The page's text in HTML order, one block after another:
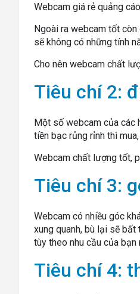
Webcam giá rẻ quảng
Ngoài ra webcam tốt
sẽ không có những tính
Cho nên webcam chất
Tiêu chí 2:
Một số webcam của các
tiền bạc rủng rỉnh thì
Webcam chất lượng tốt,
Tiêu chí 3:
Webcam có nhiều góc
xung quanh, bù lại sẽ
tùy theo nhu cầu của bạn
Tiêu chí 4: